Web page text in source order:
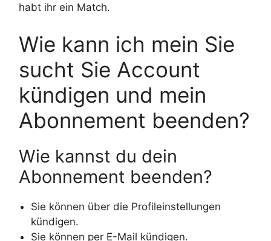
habt ihr ein Match.
Wie kann ich mein Sie
sucht Sie Account
kündigen und mein
Abonnement beenden?
Wie kannst du dein
Abonnement beenden?
Sie können über die Profileinstellungen
kündigen.
Sie können per E-Mail kündigen.